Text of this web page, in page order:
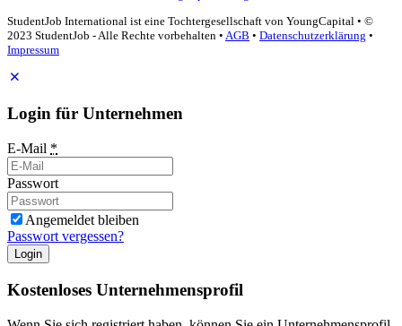
StudentJob International ist eine Tochtergesellschaft von YoungCapital • ©
2023 StudentJob - Alle Rechte vorbehalten • AGB • Datenschutzerklärung •
Impressum
Login für Unternehmen
E-Mail *
Passwort
Angemeldet bleiben
Passwort vergessen?
Login
Kostenloses Unternehmensprofil